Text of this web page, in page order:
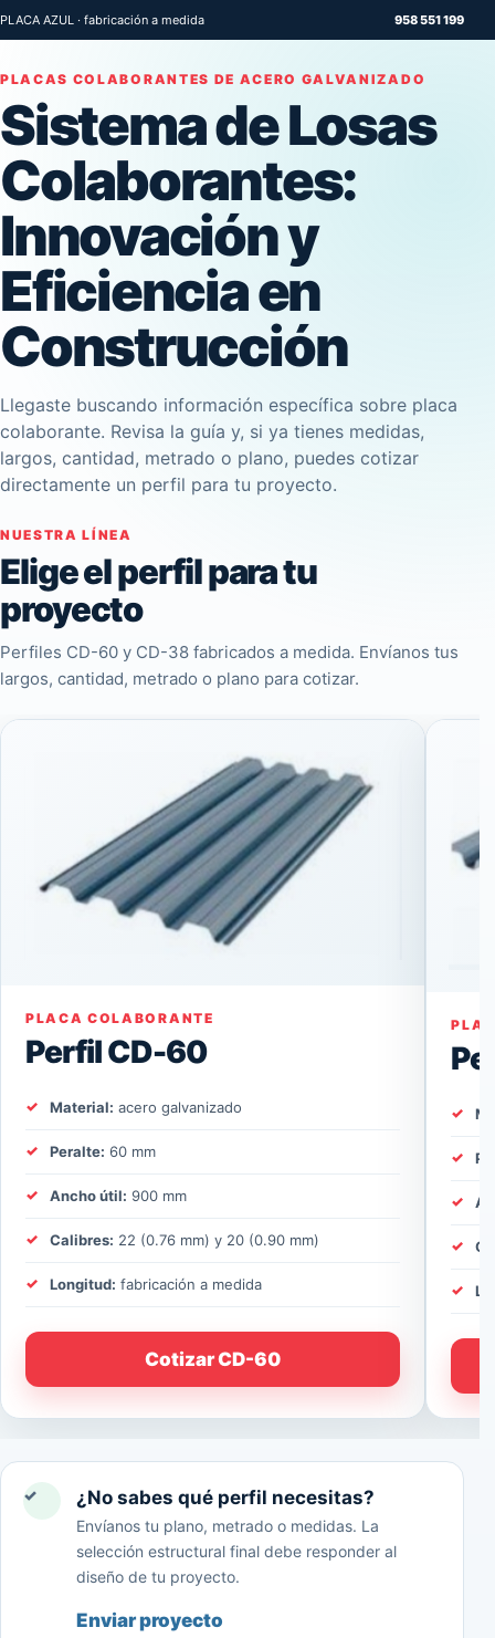
PLACA AZUL · fabricación a medida 958 551 199
PLACAS COLABORANTES DE ACERO GALVANIZADO
Sistema de Losas
Colaborantes:
Innovación y
Eficiencia en
Construcción
Llegaste buscando información específica sobre placa
colaborante. Revisa la guía y, si ya tienes medidas,
largos, cantidad, metrado o plano, puedes cotizar
directamente un perfil para tu proyecto.
NUESTRA LÍNEA
Elige el perfil para tu
proyecto
Perfiles CD-60 y CD-38 fabricados a medida. Envíanos tus
largos, cantidad, metrado o plano para cotizar.
PLACA COLABORANTE
Perfil CD-60
Material: acero galvanizado
Peralte: 60 mm
Ancho útil: 900 mm
Calibres: 22 (0.76 mm) y 20 (0.90 mm)
Longitud: fabricación a medida
Cotizar CD-60
✓ ¿No sabes qué perfil necesitas?
Envíanos tu plano, metrado o medidas. La
selección estructural final debe responder al
diseño de tu proyecto.
Enviar proyecto